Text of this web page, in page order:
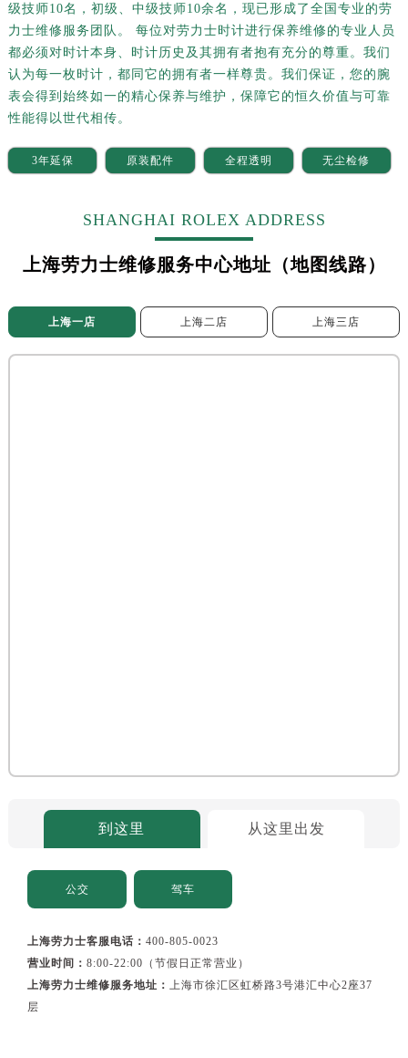
级技师10名，初级、中级技师10余名，现已形成了全国专业的劳
力士维修服务团队。 每位对劳力士时计进行保养维修的专业人员
都必须对时计本身、时计历史及其拥有者抱有充分的尊重。我们
认为每一枚时计，都同它的拥有者一样尊贵。我们保证，您的腕
表会得到始终如一的精心保养与维护，保障它的恒久价值与可靠
性能得以世代相传。
3年延保 原装配件 全程透明 无尘检修
SHANGHAI ROLEX ADDRESS
上海劳力士维修服务中心地址（地图线路）
上海一店 上海二店 上海三店
到这里 从这里出发
公交 驾车
上海劳力士客服电话：400-805-0023
营业时间：8:00-22:00（节假日正常营业）
上海劳力士维修服务地址：
上海市徐汇区虹桥路3号港汇中心2座37
层